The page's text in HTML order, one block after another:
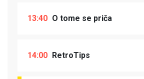
13:40 O tome se priča
14:00 RetroTips